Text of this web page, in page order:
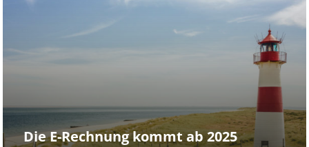
Die E-Rechnung kommt ab 2025